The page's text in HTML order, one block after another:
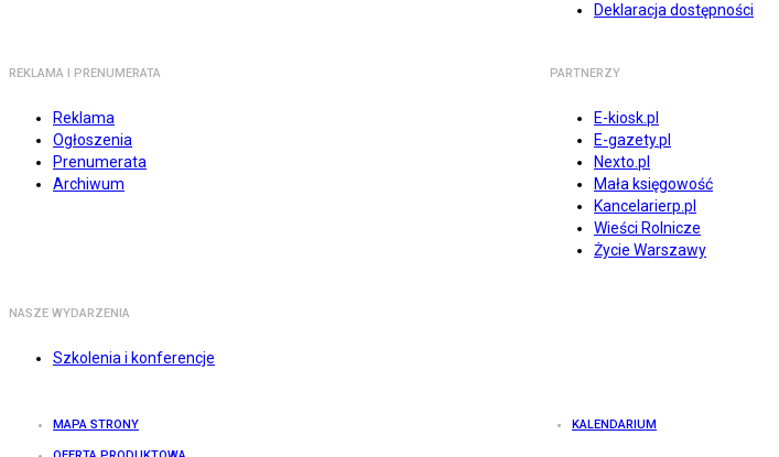
Deklaracja dostępności
REKLAMA I PRENUMERATA
Reklama
Ogłoszenia
Prenumerata
Archiwum
PARTNERZY
E-kiosk.pl
E-gazety.pl
Nexto.pl
Mała księgowość
Kancelarierp.pl
Wieści Rolnicze
Życie Warszawy
NASZE WYDARZENIA
Szkolenia i konferencje
MAPA STRONY KALENDARIUM